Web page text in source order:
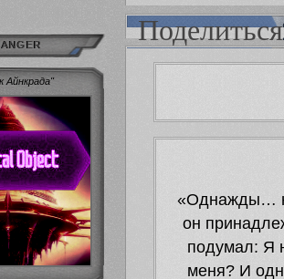
Поделиться
Айнкрада"
«Однажды…
он
подумал: Я
меня? И